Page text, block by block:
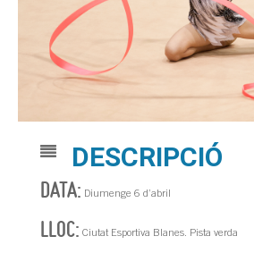
DESCRIPCIÓ
DATA: Diumenge 6 d’abril
LLOC: Ciutat Esportiva Blanes. Pista verda